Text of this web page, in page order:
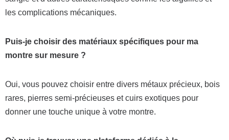
les complications mécaniques.
Puis-je choisir des matériaux spécifiques pour ma
montre sur mesure ?
Oui, vous pouvez choisir entre divers métaux précieux, bois
rares, pierres semi-précieuses et cuirs exotiques pour
donner une touche unique à votre montre.